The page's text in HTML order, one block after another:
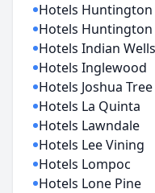
Hotels Huntington
Hotels Huntington
Hotels Indian Wells
Hotels Inglewood
Hotels Joshua Tree
Hotels La Quinta
Hotels Lawndale
Hotels Lee Vining
Hotels Lompoc
Hotels Lone Pine